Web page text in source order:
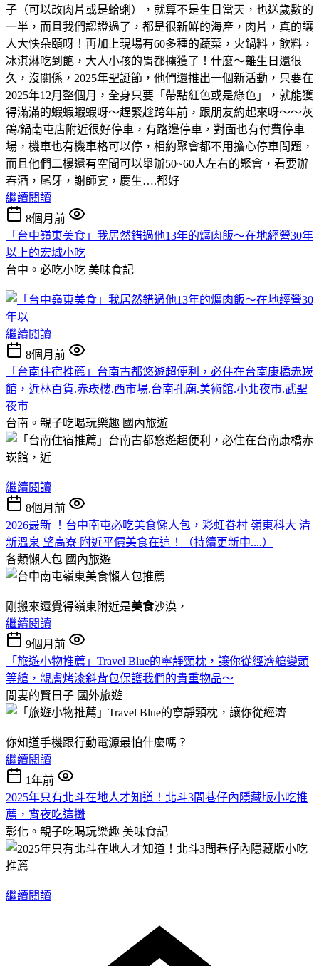
子（可以改肉片或是蛤蜊），就算不是生日當天，也送歲數的
一半，而且我們認證過了，都是很新鮮的海產，肉片，真的讓
人大快朵頤呀！再加上現場有60多種的蔬菜，火鍋料，飲料，
冰淇淋吃到飽，大人小孩的胃都擄獲了！什麼～離生日還很
久，沒關係，2025年聖誕節，他們還推出一個新活動，只要在
2025年12月整個月，全身只要「帶點紅色或是綠色」，就能獲
得滿滿的蝦蝦蝦蝦呀～趕緊趁跨年前，跟朋友約起來呀～～灰
鴿/鍋南屯店附近很好停車，有路邊停車，對面也有付費停車
場，機車也有機車格可以停，相約聚會都不用擔心停車問題，
而且他們二樓還有空間可以舉辦50~60人左右的聚會，看要辦
春酒，尾牙，謝師宴，慶生….都好
繼續閱讀
8個月前
「台中嶺東美食」我居然錯過他13年的爌肉飯～在地經營30年
以上的宏城小吃
台中。必吃小吃 美味食記
繼續閱讀
8個月前
「台南住宿推薦」台南古都悠遊超便利，必住在台南康橋赤崁
館，近林百貨.赤崁樓.西市場.台南孔廟.美術館.小北夜市.武聖
夜市
台南。親子吃喝玩樂趣 國內旅遊
繼續閱讀
8個月前
2026最新 ！台中南屯必吃美食懶人包，彩虹眷村 嶺東科大 清
新溫泉 望高寮 附近平價美食在這！（持續更新中....）
各類懶人包 國內旅遊
剛搬來還覺得嶺東附近是美食沙漠，
繼續閱讀
9個月前
「旅遊小物推薦」Travel Blue的寧靜頸枕，讓你從經濟艙變頭
等艙，親膚烤漆斜背包保護我們的貴重物品～
閒妻的賢日子 國外旅遊
你知道手機跟行動電源最怕什麼嗎？
繼續閱讀
1年前
2025年只有北斗在地人才知道！北斗3間巷仔內隱藏版小吃推
薦，宵夜吃這攤
彰化。親子吃喝玩樂趣 美味食記
繼續閱讀